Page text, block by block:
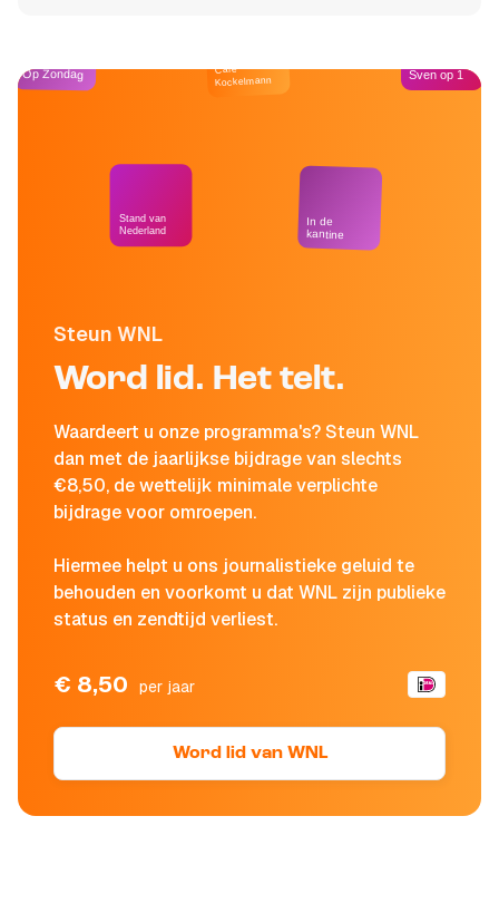
Steun WNL
Word lid. Het telt.
Waardeert u onze programma's? Steun WNL
dan met de jaarlijkse bijdrage van slechts
€8,50, de wettelijk minimale verplichte
bijdrage voor omroepen.
Hiermee helpt u ons journalistieke geluid te
behouden en voorkomt u dat WNL zijn publieke
status en zendtijd verliest.
€ 8,50 per jaar
Word lid van WNL
Op Zondag
Stand van
Nederland
Café
Kockelmann
In de
kantine
Sven op 1